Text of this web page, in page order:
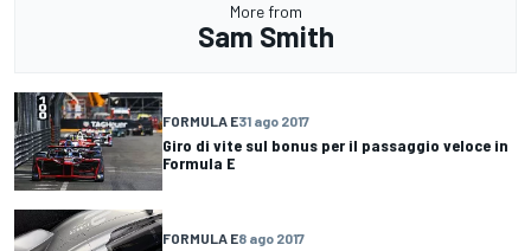
More from
Sam Smith
FORMULA E31 ago 2017
Giro di vite sul bonus per il passaggio veloce in
Formula E
FORMULA E8 ago 2017